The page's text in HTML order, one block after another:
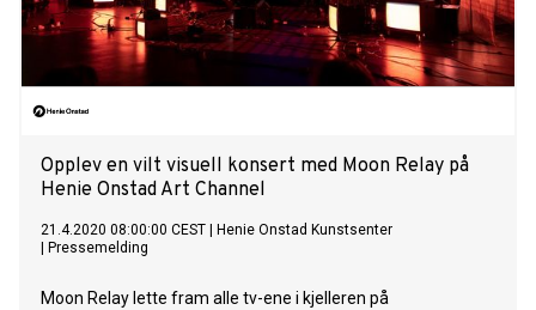
(Ungdomskulen, Datarock, Baertur), Ola Høyer (Cortex,
Moon Relay), Kjetil Traavik Møster (Møster!, Datarock, King
Midas, The End, Lars Vaular), Knut Andreas Knutsen/Kunt
Kunsten (Baertur), samt de to legendariske
musikkprodusentene Jørgen Træen (Sir Dupermann) og
Opplev en vilt visuell konsert med Moon Relay på
Henie Onstad Art Channel
21.4.2020 08:00:00 CEST
Henie Onstad Kunstsenter
Pressemelding
Moon Relay lette fram alle tv-ene i kjelleren på